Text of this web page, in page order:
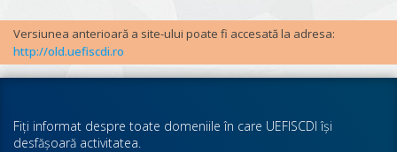
Versiunea anterioară a site-ului poate fi accesată la adresa:
http://old.uefiscdi.ro
Fiţi informat despre toate domeniile în care UEFISCDI îşi
desfăşoară activitatea.